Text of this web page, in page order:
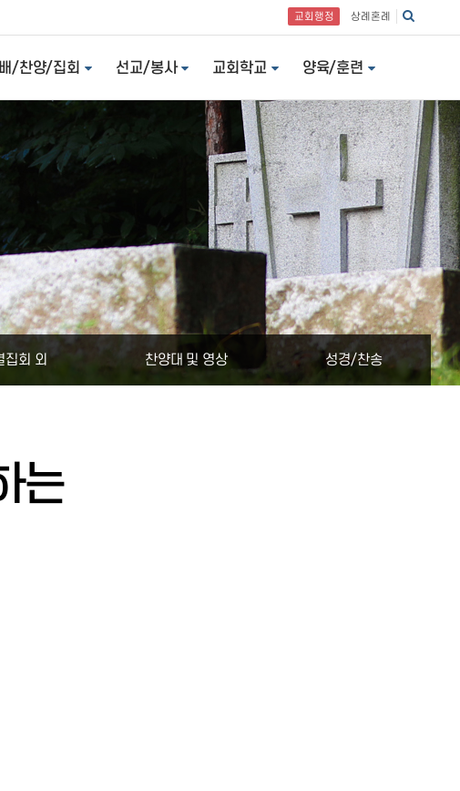
교회행정 상례혼례
/찬양/집회 선교/봉사 교회학교 양육/훈련
집회 외 찬양대 및 영상 성경/찬송
는